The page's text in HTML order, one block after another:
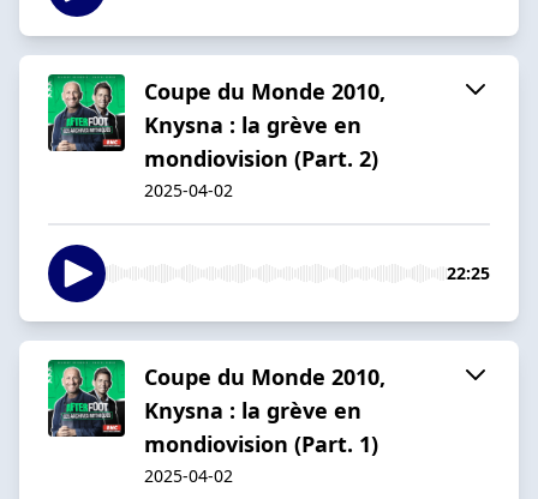
Coupe du Monde 2010,
Knysna : la grève en
mondiovision (Part. 2)
2025-04-02
22:25
Coupe du Monde 2010,
Knysna : la grève en
mondiovision (Part. 1)
2025-04-02